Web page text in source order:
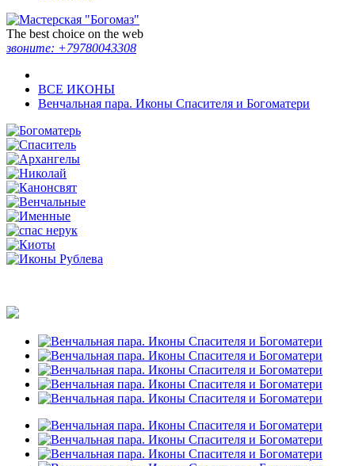
The best choice on the web
звоните: +79780043308
ВСЕ ИКОНЫ
Венчальная пара. Иконы Спасителя и Богоматери